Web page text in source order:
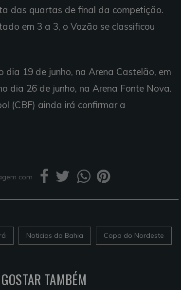
das quartas de final da competição.
em 3 a 3, o Vozão se classificou
dia 19 de junho, na Arena Castelão, em
dia 26 de junho, na Arena Fonte Nova.
(CBF) ainda irá confirmar a
com
Noticias do Bahia Copa do Nordeste
TAMBÉM